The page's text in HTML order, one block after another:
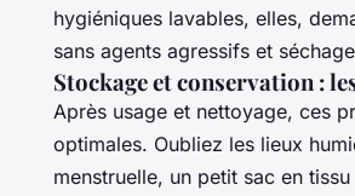
hygiéniques lavables, elles,
sans agents agressifs et
Stockage et conservation :
Après usage et nettoyage, ces
optimales. Oubliez les lieux
menstruelle, un petit sac en